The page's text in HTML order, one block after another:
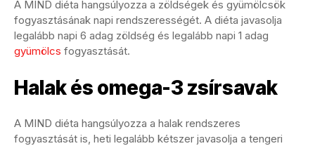
A MIND diéta hangsúlyozza a zöldségek és gyümölcsök
fogyasztásának napi rendszerességét. A diéta javasolja
legalább napi 6 adag zöldség és legalább napi 1 adag
gyümölcs fogyasztását.
Halak és omega-3 zsírsavak
A MIND diéta hangsúlyozza a halak rendszeres
fogyasztását is, heti legalább kétszer javasolja a tengeri